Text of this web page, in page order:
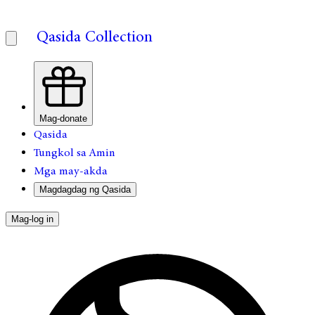
Qasida Collection
Mag-donate
Qasida
Tungkol sa Amin
Mga may-akda
Magdagdag ng Qasida
Mag-log in